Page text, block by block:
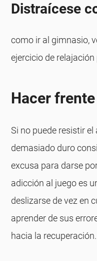
Distraícese
como ir al gimnasio,
ejercicio de
Hacer
Si no puede resistir el
demasiado duro
excusa para darse
adicción al juego es
deslizarse de vez en
aprender de sus
hacia la recuperación.